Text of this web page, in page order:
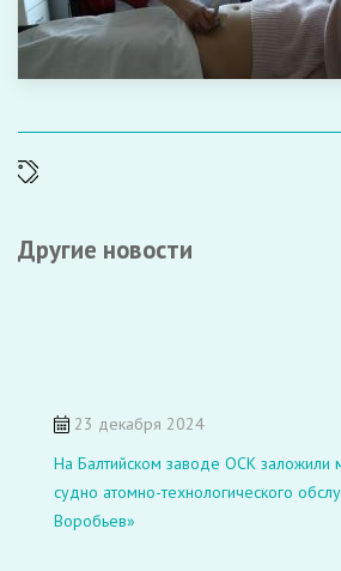
Другие новости
23 декабря 2024
На Балтийском заводе ОСК заложили
судно атомно-технологического
Воробьев»